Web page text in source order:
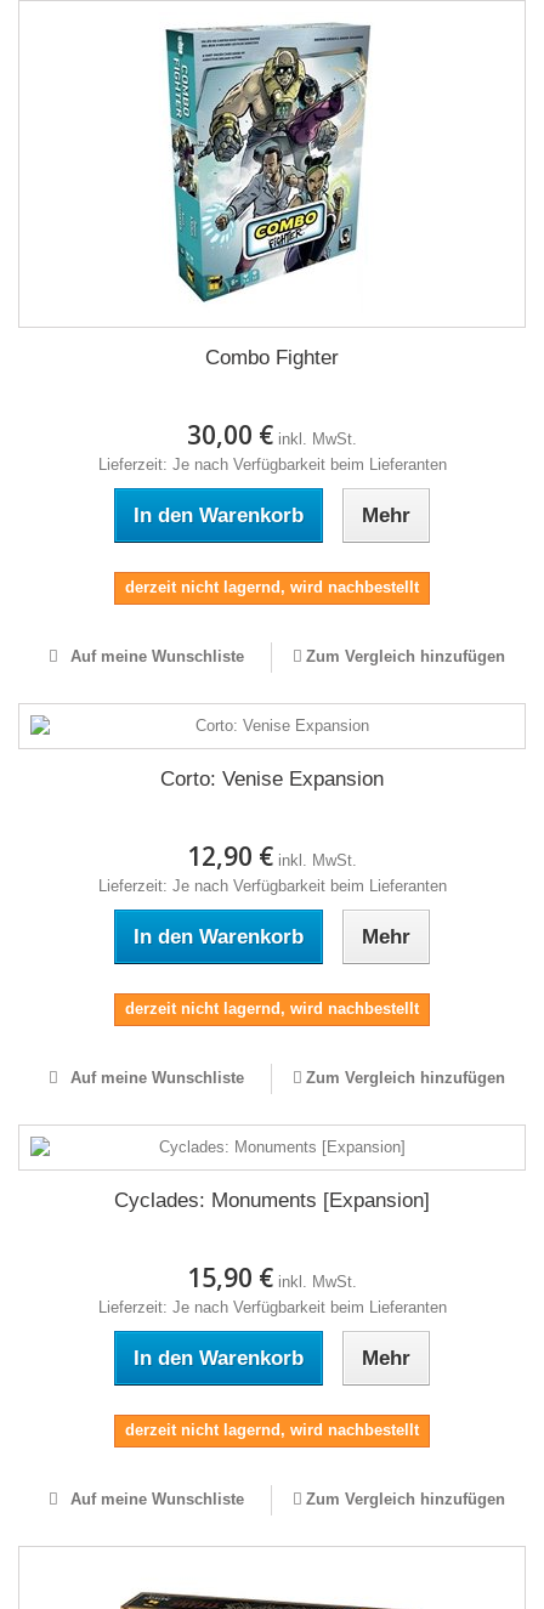
Combo Fighter
30,00 € inkl. MwSt.
Lieferzeit: Je nach Verfügbarkeit beim Lieferanten
In den Warenkorb Mehr
derzeit nicht lagernd, wird nachbestellt
Auf meine Wunschliste Zum Vergleich hinzufügen
Corto: Venise Expansion
12,90 € inkl. MwSt.
Lieferzeit: Je nach Verfügbarkeit beim Lieferanten
In den Warenkorb Mehr
derzeit nicht lagernd, wird nachbestellt
Auf meine Wunschliste Zum Vergleich hinzufügen
Cyclades: Monuments [Expansion]
15,90 € inkl. MwSt.
Lieferzeit: Je nach Verfügbarkeit beim Lieferanten
In den Warenkorb Mehr
derzeit nicht lagernd, wird nachbestellt
Auf meine Wunschliste Zum Vergleich hinzufügen